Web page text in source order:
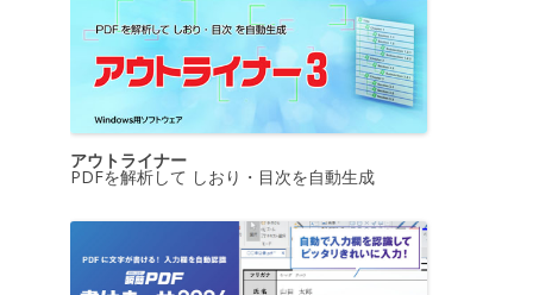
アウトライナー
PDFを解析して しおり・目次を自動生成